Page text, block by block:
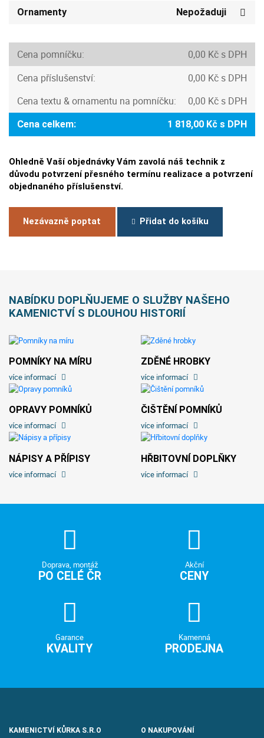
Ornamenty Nepožaduji
Cena pomníčku:
0,00 Kč s DPH
Cena příslušenství:
0,00 Kč s DPH
Cena textu & ornamentu na pomníčku:
0,00 Kč s DPH
Cena celkem: 1 818,00 Kč s DPH
Ohledně Vaší objednávky Vám zavolá náš technik z
důvodu potvrzení přesného termínu realizace a potvrzení
objednaného příslušenství.
Nezávazně poptat Přidat do košíku
NABÍDKU DOPLŇUJEME O SLUŽBY NAŠEHO
KAMENICTVÍ S DLOUHOU HISTORIÍ
POMNÍKY NA MÍRU
více informací
ZDĚNÉ HROBKY
více informací
OPRAVY POMNÍKŮ
více informací
ČIŠTĚNÍ POMNÍKŮ
více informací
NÁPISY A PŘÍPISY
více informací
HŘBITOVNÍ DOPLŇKY
více informací
Doprava, montáž
PO CELÉ ČR
Akční
CENY
Garance
KVALITY
Kamenná
PRODEJNA
KAMENICTVÍ KŮRKA S.R.O O NAKUPOVÁNÍ